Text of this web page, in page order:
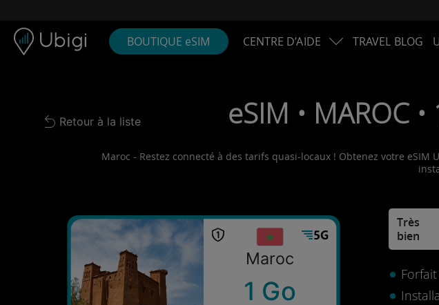
BOUTIQUE eSIM CENTRE D’AIDE TRAVEL BLOG
Back to list
Retour à la liste eSIM • MAROC
Maroc - Restez connecté à des tarifs quasi-locaux ! Obtenez votre
Maroc
1 Go
Très
bien